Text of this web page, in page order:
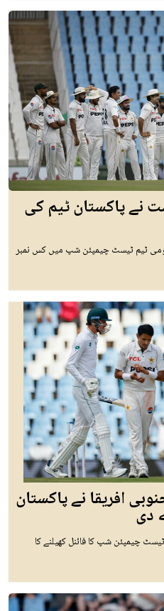
نے پاکستان ٹیم کی
ٹیم ٹیسٹ چیمپئن شپ میں کس نمبر
افریقا نے پاکستان
دی
چیمپئن شپ کا فائنل کھیلنے کا